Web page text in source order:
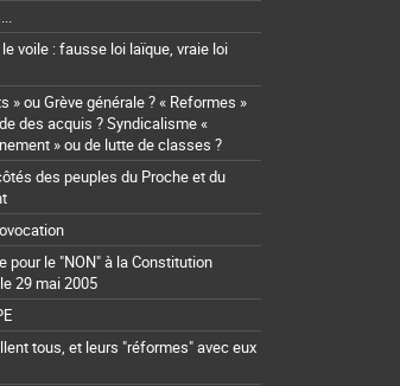
voile : fausse loi laïque, vraie loi
» ou Grève générale ? « Reformes »
des acquis ? Syndicalisme «
» ou de lutte de classes ?
des peuples du Proche et du
pour le "NON" à la Constitution
29 mai 2005
tous, et leurs "réformes" avec eux